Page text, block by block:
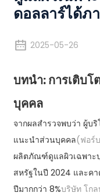
ดอลลาร์ได้ภ
2025-05-26
บทนำ: การเติบ
บุคคล
จากผลสำรวจพบว่า ผู้บ
แนะนำส่วนบุคคล(ฟอร์
ผลิตภัณฑ์ดูแลผิวเฉพาะ
สหรัฐในปี 2024 และค
ปีมากกว่า 8%บริษัท โก